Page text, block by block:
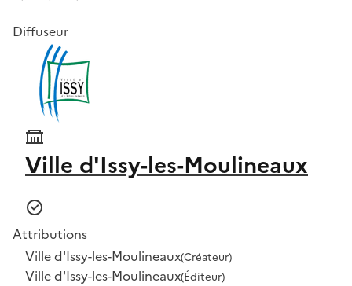
Diffuseur
Ville d'Issy-les-Moulineaux
Attributions
Ville d'Issy-les-Moulineaux(Créateur)
Ville d'Issy-les-Moulineaux(Éditeur)